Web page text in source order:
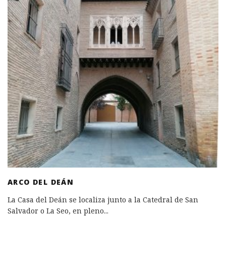
ARCO DEL DEÁN
La Casa del Deán se localiza junto a la Catedral de San
Salvador o La Seo, en pleno...